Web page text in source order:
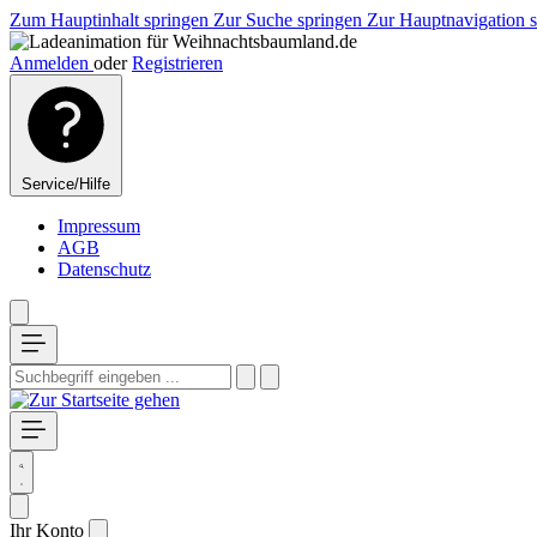
Zum Hauptinhalt springen Zur Suche springen Zur Hauptnavigation
Anmelden oder Registrieren
Service/Hilfe
Impressum
AGB
Datenschutz
Ihr Konto